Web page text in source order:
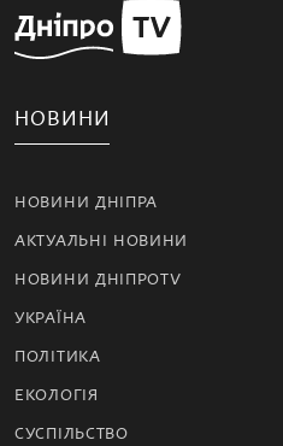
НОВИНИ
НОВИНИ ДНІПРА
АКТУАЛЬНІ НОВИНИ
НОВИНИ ДНІПРОTV
УКРАЇНА
ПОЛІТИКА
ЕКОЛОГІЯ
СУСПІЛЬСТВО